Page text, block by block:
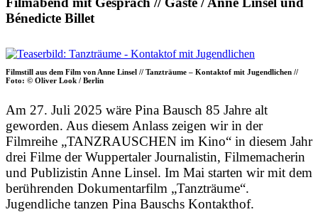
Bénedicte Billet
Filmstill aus dem Film von Anne Linsel // Tanzträume – Kontaktof mit Jugendlichen //
Foto: © Oliver Look / Berlin
Am 27. Juli 2025 wäre Pina Bausch 85 Jahre alt
geworden. Aus diesem Anlass zeigen wir in der
Filmreihe „TANZRAUSCHEN im Kino“ in diesem Jahr
drei Filme der Wuppertaler Journalistin, Filmemacherin
und Publizistin Anne Linsel. Im Mai starten wir mit dem
berührenden Dokumentarfilm „Tanzträume“.
Jugendliche tanzen Pina Bauschs Kontakthof.